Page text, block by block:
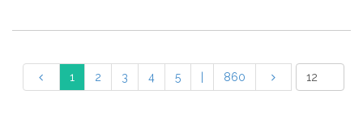
1 2 3 4 5 860